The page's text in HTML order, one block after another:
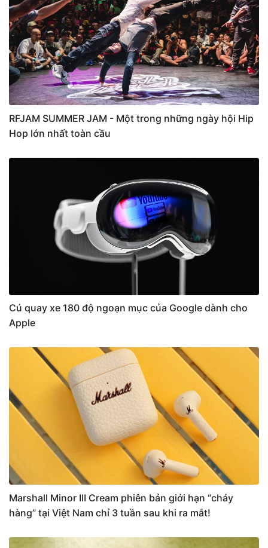
RFJAM SUMMER JAM - Một trong những ngày hội Hip
Hop lớn nhất toàn cầu
Cú quay xe 180 độ ngoạn mục của Google dành cho
Apple
Marshall Minor III Cream phiên bản giới hạn “cháy
hàng” tại Việt Nam chỉ 3 tuần sau khi ra mắt!